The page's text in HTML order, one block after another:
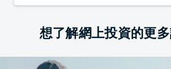
想了解網上投資的更